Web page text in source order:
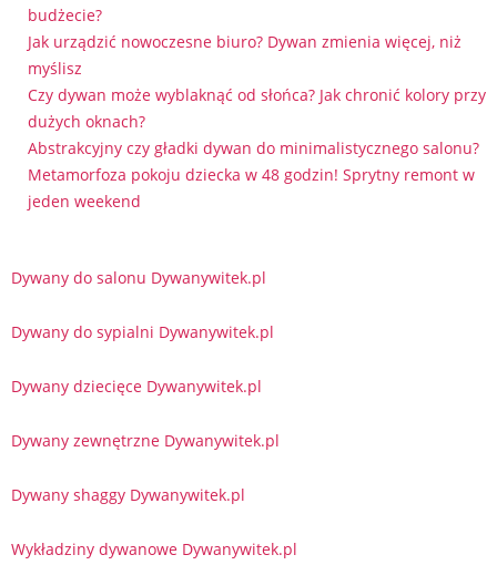
budżecie?
Jak urządzić nowoczesne biuro? Dywan zmienia więcej, niż
myślisz
Czy dywan może wyblaknąć od słońca? Jak chronić kolory przy
dużych oknach?
Abstrakcyjny czy gładki dywan do minimalistycznego salonu?
Metamorfoza pokoju dziecka w 48 godzin! Sprytny remont w
jeden weekend
Dywany do salonu Dywanywitek.pl
Dywany do sypialni Dywanywitek.pl
Dywany dziecięce Dywanywitek.pl
Dywany zewnętrzne Dywanywitek.pl
Dywany shaggy Dywanywitek.pl
Wykładziny dywanowe Dywanywitek.pl